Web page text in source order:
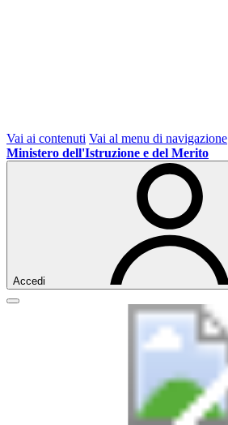
Vai ai contenuti Vai al menu di navigazione
Ministero dell'Istruzione e del Merito
Accedi